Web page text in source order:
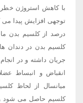
با کاهش استروژن
درصد از کلسیم بدن
کلسیم بدن در دندان
جریان داشته و در
انقباض و انبساط
میانسال از لحاظ
کلسیم حاصل می شود و